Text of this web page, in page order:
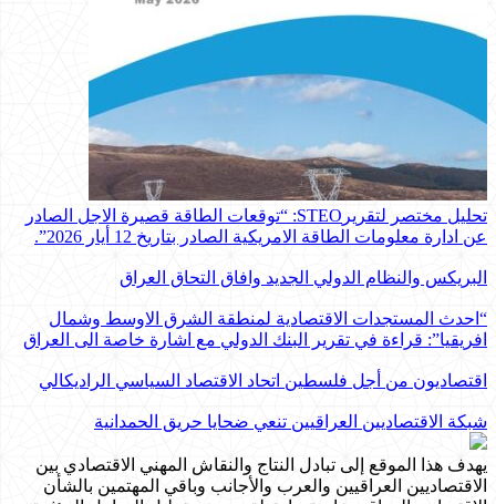
تحليل مختصر لتقريرSTEO‏: “توقعات الطاقة قصيرة الاجل الصادر
عن ادارة معلومات الطاقة الامريكية ‏الصادر بتاريخ 12 أيار 2026”.‏
البريكس والنظام الدولي الجديد وافاق التحاق العراق
“احدث المستجدات الاقتصادية لمنطقة الشرق الاوسط وشمال
افريقيا”: قراءة في تقرير البنك الدولي مع اشارة خاصة الى العراق
اقتصاديون من أجل فلسطين اتحاد الاقتصاد السياسي الراديكالي
شبكة الاقتصاديين العراقيين تنعي ضحايا حريق الحمدانية
يهدف هذا الموقع إلى تبادل النتاج والنقاش المهني الاقتصادي بين
الاقتصاديين العراقيين والعرب والأجانب وباقي المهتمين بالشأن